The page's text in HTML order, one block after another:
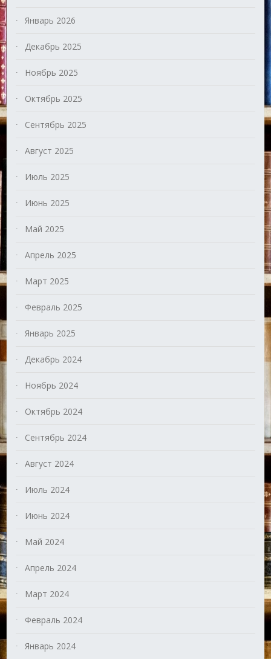
Январь 2026
Декабрь 2025
Ноябрь 2025
Октябрь 2025
Сентябрь 2025
Август 2025
Июль 2025
Июнь 2025
Май 2025
Апрель 2025
Март 2025
Февраль 2025
Январь 2025
Декабрь 2024
Ноябрь 2024
Октябрь 2024
Сентябрь 2024
Август 2024
Июль 2024
Июнь 2024
Май 2024
Апрель 2024
Март 2024
Февраль 2024
Январь 2024